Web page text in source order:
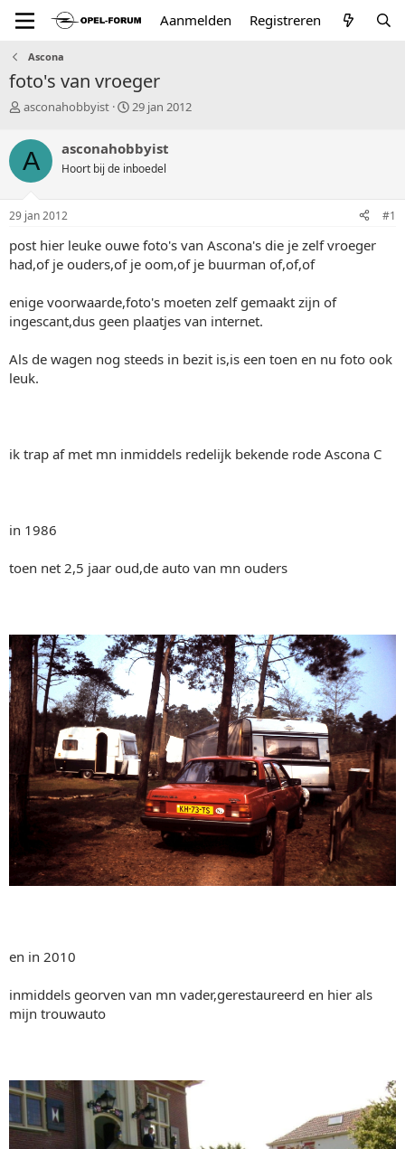
Aanmelden Registreren
Ascona
foto's van vroeger
T
p
c
s
a
t
e
asconahobbyist
S
r
t
a
m
29 jan 2012
A asconahobbyist
Hoort bij de inboedel
29 jan 2012 #1
post hier leuke ouwe foto's van Ascona's die je zelf vroeger
had,of je ouders,of je oom,of je buurman of,of,of
enige voorwaarde,foto's moeten zelf gemaakt zijn of
ingescant,dus geen plaatjes van internet.
Als de wagen nog steeds in bezit is,is een toen en nu foto ook
leuk.
ik trap af met mn inmiddels redelijk bekende rode Ascona C
in 1986
toen net 2,5 jaar oud,de auto van mn ouders
en in 2010
inmiddels georven van mn vader,gerestaureerd en hier als
mijn trouwauto